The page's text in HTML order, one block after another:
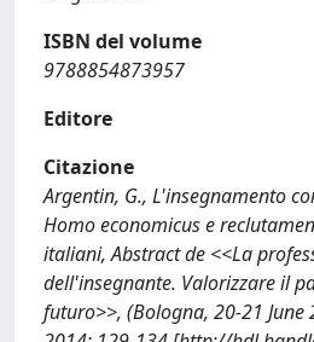
ISBN del volume
9788854873957
Editore
Citazione
Argentin, G., L'insegnamento
Homo economicus e
italiani, Abstract de <<La
dell'insegnante. Valorizzare il
futuro>>, (Bologna, 20-21 June